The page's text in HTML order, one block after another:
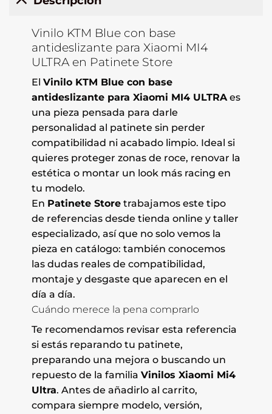
Vinilo KTM Blue con base
antideslizante para Xiaomi MI4
ULTRA en Patinete Store
El Vinilo KTM Blue con base
antideslizante para Xiaomi MI4 ULTRAes
una pieza pensada para darle
personalidad al patinete sin perder
compatibilidad ni acabado limpio. Ideal si
quieres proteger zonas de roce, renovar la
estética o montar un look más racing en
tu modelo.
En Patinete Storetrabajamos este tipo
de referencias desde tienda online y taller
especializado, así que no solo vemos la
pieza en catálogo: también conocemos
las dudas reales de compatibilidad,
montaje y desgaste que aparecen en el
día a día.
Cuándo merece la pena comprarlo
Te recomendamos revisar esta referencia
si estás reparando tu patinete,
preparando una mejora o buscando un
repuesto de la familia Vinilos Xiaomi Mi4
Ultra. Antes de añadirlo al carrito,
compara siempre modelo, versión,